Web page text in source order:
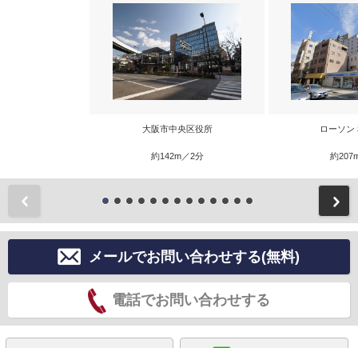
大阪市中央区役所
約142m／2分
ローソン
約
メールでお問い合わせする(無料)
電話でお問い合わせする